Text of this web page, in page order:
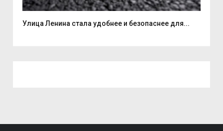
Улица Ленина стала удобнее и безопаснее для...